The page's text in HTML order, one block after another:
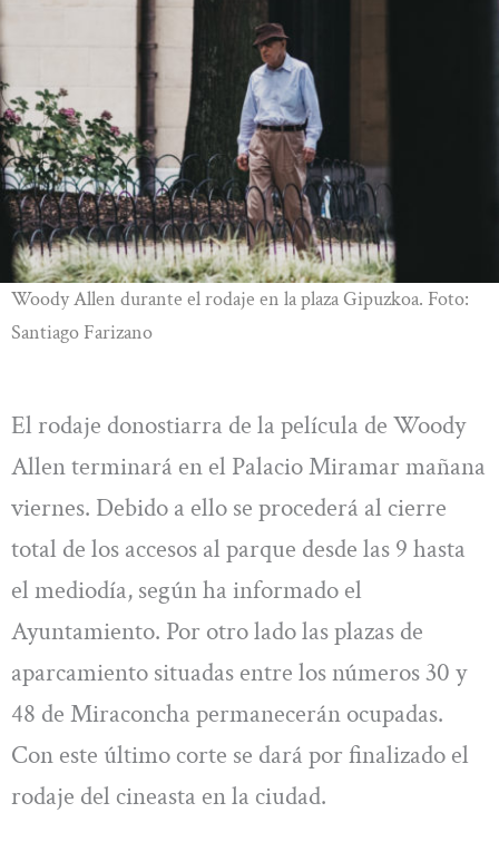
Woody Allen durante el rodaje en la plaza Gipuzkoa. Foto:
Santiago Farizano
El rodaje donostiarra de la película de Woody
Allen terminará en el Palacio Miramar mañana
viernes. Debido a ello se procederá al cierre
total de los accesos al parque desde las 9 hasta
el mediodía, según ha informado el
Ayuntamiento. Por otro lado las plazas de
aparcamiento situadas entre los números 30 y
48 de Miraconcha permanecerán ocupadas.
Con este último corte se dará por finalizado el
rodaje del cineasta en la ciudad.